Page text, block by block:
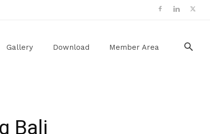
Gallery Download Member Area
Bali